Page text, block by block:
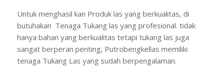
Untuk menghasil kan Produk las yang berkualitas, di
butuhakan Tenaga Tukang las yang profesional. tidak
hanya bahan yang berkualitas tetapi tukang las juga
sangat berperan penting, Putrobengkellas memiliki
tenaga Tukang Las yang sudah berpengalaman.